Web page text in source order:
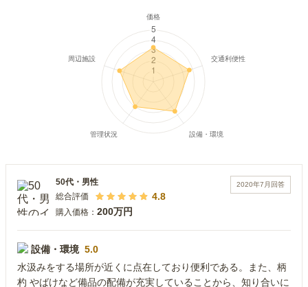
2020年7月 回答
50代 ・ 男性
総合評価
4.8
購入価格： 200万円
設備・環境 5.0
水汲みをする場所が近くに点在しており便利である。また、柄
杓 やばけなど備品の配備が充実していることから、知り合いに